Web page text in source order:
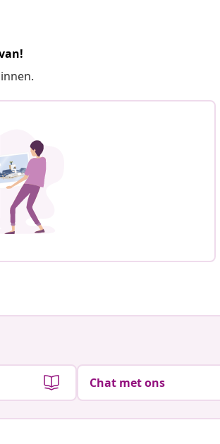
Chat met ons